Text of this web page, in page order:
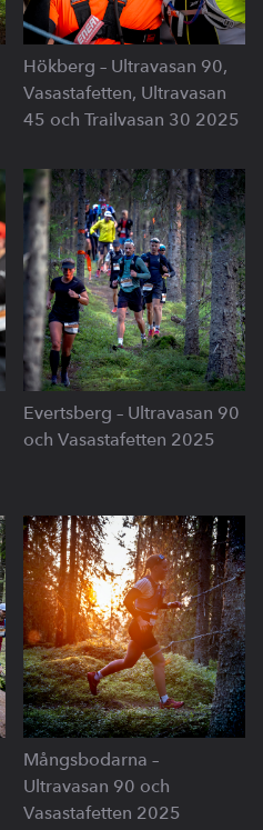
Hökberg – Ultravasan 90,
Vasastafetten, Ultravasan
45 och Trailvasan 30 2025
Evertsberg – Ultravasan 90
och Vasastafetten 2025
Mångsbodarna –
Ultravasan 90 och
Vasastafetten 2025